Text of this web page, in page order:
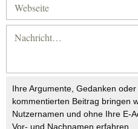
Ihre Argumente, Gedanken
kommentierten Beitrag bringen
Nutzernamen und ohne Ihre E-
Vor- und Nachnamen erfahren.